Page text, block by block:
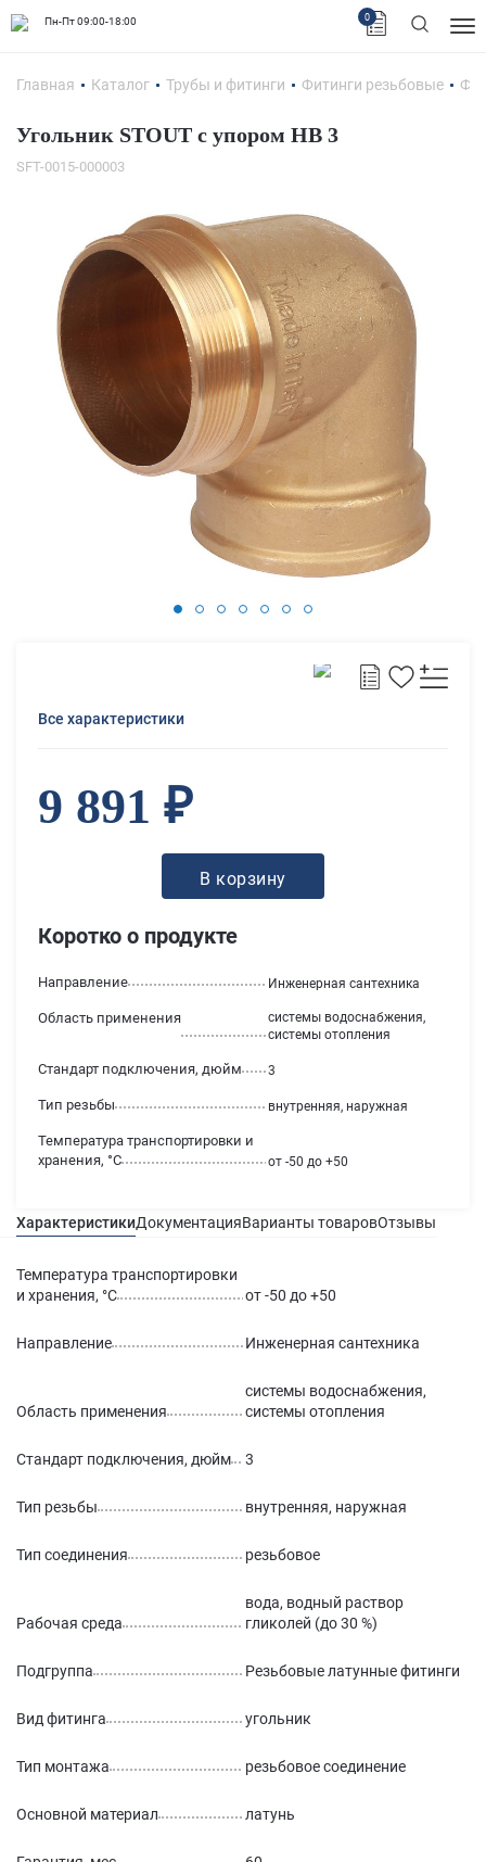
Пн-Пт 09:00-18:00 0
Главная Каталог Трубы и фитинги Фитинги резьбовые
Угольник STOUT с упором НВ 3
SFT-0015-000003
Коротко о продукте
Температура транспортировки и
хранения, °С
от -50 до +50
Направление Инженерная сантехника
Область применения
системы водоснабжения,
системы отопления
Стандарт подключения, дюйм 3
Тип резьбы внутренняя, наружная
Все характеристики
9 891 ₽
В корзину
ХарактеристикиДокументацияВарианты товаровОтзывы
Температура транспортировки
и хранения, °С
от -50 до +50
Направление Инженерная сантехника
Область применения
системы водоснабжения,
системы отопления
Стандарт подключения, дюйм 3
Тип резьбы внутренняя, наружная
Тип соединения резьбовое
Рабочая среда
вода, водный раствор
гликолей (до 30 %)
Подгруппа Резьбовые латунные фитинги
Вид фитинга угольник
Тип монтажа резьбовое соединение
Основной материал латунь